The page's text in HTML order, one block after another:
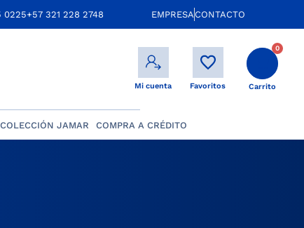
0225+57 321 228 2748 EMPRESA CONTACTO
Mi cuenta Favoritos
0
Carrito
COLECCIÓN JAMAR COMPRA A CRÉDITO